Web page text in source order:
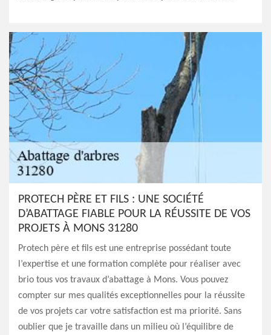
PROTECH PÈRE ET FILS : UNE SOCIÉTÉ
D’ABATTAGE FIABLE POUR LA RÉUSSITE DE VOS
PROJETS À MONS 31280
Protech père et fils est une entreprise possédant toute
l’expertise et une formation complète pour réaliser avec
brio tous vos travaux d’abattage à Mons. Vous pouvez
compter sur mes qualités exceptionnelles pour la réussite
de vos projets car votre satisfaction est ma priorité. Sans
oublier que je travaille dans un milieu où l’équilibre de